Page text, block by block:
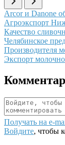
Иллюстрация
Arcor и Danone
Иллюстрация
Агроэкспорт
Иллюстрация
Качество
Иллюстрация
Челябинское
Иллюстрация
Производителя
Иллюстрация
Экспорт
Получать на
Войдите, чтобы